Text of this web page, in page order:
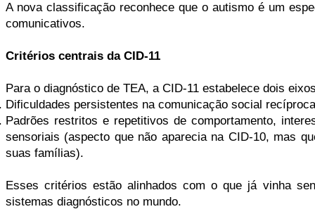
A nova classificação reconhece que o autismo é um
comunicativos.
Critérios centrais da CID-11
Para o diagnóstico de TEA, a CID-11 estabelece dois
Dificuldades persistentes na comunicação social
Padrões restritos e repetitivos de comportamento,
sensoriais (aspecto que não aparecia na CID-10, mas
suas famílias).
Esses critérios estão alinhados com o que já vinha
sistemas diagnósticos no mundo.